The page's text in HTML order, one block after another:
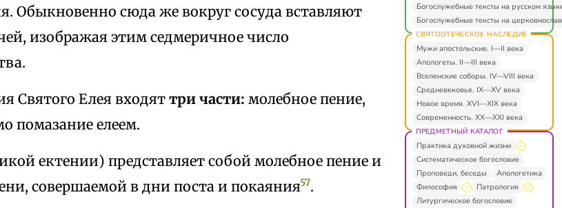
Обыкновенно сюда же вокруг сосуда вставляют
изображая этим седмеричное число
Святого Елея входяттри части: молебное пение,
помазание елеем.
ектении) представляет собой молебное пение и
совершаемой в дни поста и покаяния57.
Богослужебные тексты на русском
Богослужебные тексты на
СВЯТООТЕЧЕСКОЕ НАСЛЕДИЕ
Мужи апостольские. I—II века
Апологеты. II—III века
Вселенские соборы. IV—VIII века
Средневековье. IX—XV века
Новое время. XVI—XIX века
Современность. XX—XXI века
ПРЕДМЕТНЫЙ КАТАЛОГ
Практика духовной жизни
Систематическое богословие
Проповеди, беседы
Апологетика
Философия
Патрология
Литургическое богословие